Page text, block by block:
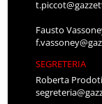
Fausto
SEGRETERIA
Roberta Prodoti